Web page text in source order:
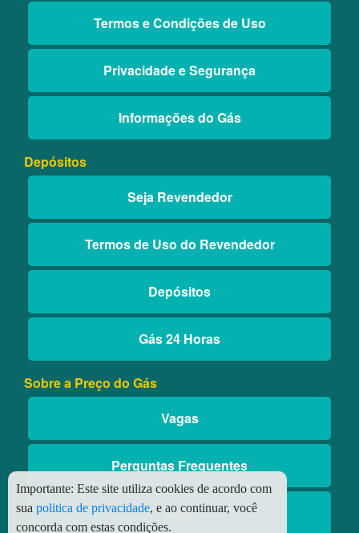
Termos e Condições de Uso
Privacidade e Segurança
Informações do Gás
Depósitos
Seja Revendedor
Termos de Uso do Revendedor
Depósitos
Gás 24 Horas
Sobre a Preço do Gás
Vagas
Perguntas Frequentes
Blog
Importante: Este site utiliza cookies de acordo com
sua politica de privacidade, e ao continuar, você
concorda com estas condições.